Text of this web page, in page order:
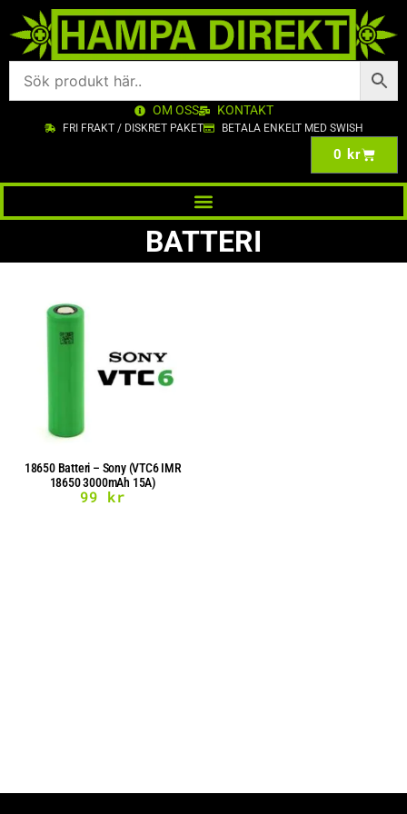
OM OSS KONTAKT
FRI FRAKT / DISKRET PAKET BETALA ENKELT MED SWISH
0 kr
BATTERI
18650 Batteri – Sony (VTC6 IMR
18650 3000mAh 15A)
99 kr